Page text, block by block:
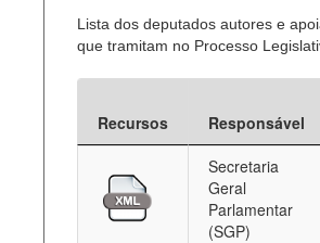
Planejamento
Catálogo de dados
Deputados Estaduais
Administração
Lista dos deputados autores e
que tramitam no Processo
Recursos Responsável
Secretaria
Geral
Parlamentar
(SGP)